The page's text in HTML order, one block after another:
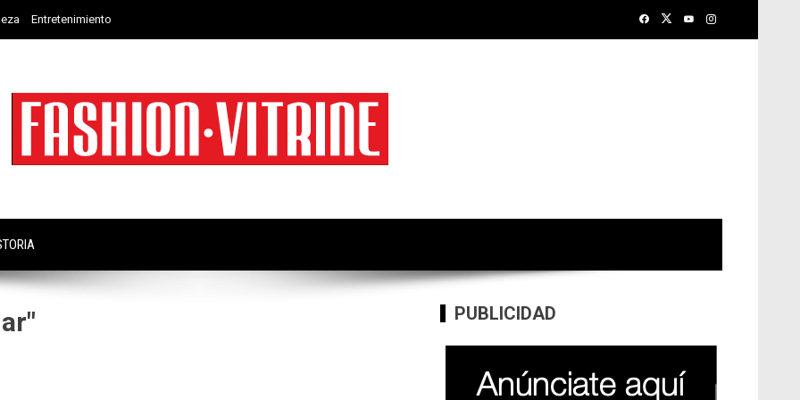
Entretenimiento
PUBLICIDAD